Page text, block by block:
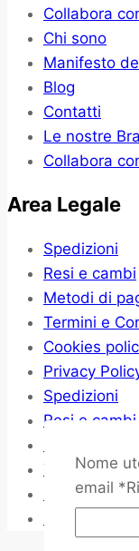
Collabora
Chi sono
Manifesto
Blog
Contatti
Le nostre
Collabora
Area Legale
Spedizioni
Resi e cambi
Metodi di
Termini e
Cookies
Privacy
Spedizioni
Resi e cambi
Termini e
Cookies
Nome
email *